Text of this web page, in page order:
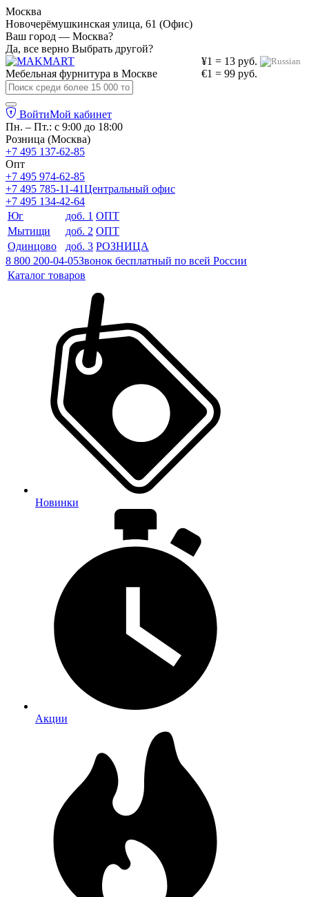
Москва
Новочерёмушкинская улица, 61 (Офис)
Ваш город — Москва?
Да, все верно Выбрать другой?
¥1 = 13 руб.
€1 = 99 руб.
Мебельная фурнитура в Москве
ВойтиМой кабинет
Пн. – Пт.: с 9:00 до 18:00
Розница (Москва)
+7 495 137-62-85
Опт
+7 495 974-62-85
+7 495 785-11-41Центральный офис
+7 495 134-42-64
Юг
доб. 1 ОПТ
Мытищи
доб. 2 ОПТ
Одинцово
доб. 3 РОЗНИЦА
8 800 200-04-05Звонок бесплатный по всей России
Каталог товаров
Новинки
Акции